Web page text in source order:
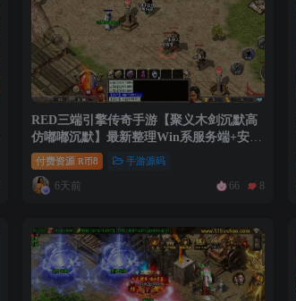
RED三端引擎传奇手游【聚义木剑沉默高
仿嘟嘟沉默】最新整理Win系服务端+安卓
苹果PC三端+详细搭建教程
付费资源 R币8 手游源码
6天前 66 8